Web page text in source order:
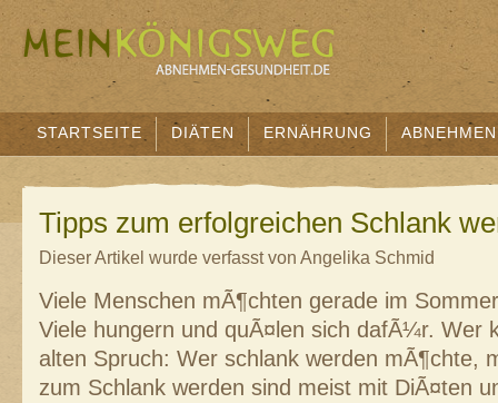
STARTSEITE DIÄTEN ERNÄHRUNG ABNEHMEN
Tipps zum erfolgreichen Schlank
Dieser Artikel wurde verfasst von Angelika Schmid
Viele Menschen mÃ¶chten gerade im
Viele hungern und quÃ¤len sich dafÃ¼r. Wer
alten Spruch: Wer schlank werden mÃ¶chte,
zum Schlank werden sind meist mit DiÃ¤ten